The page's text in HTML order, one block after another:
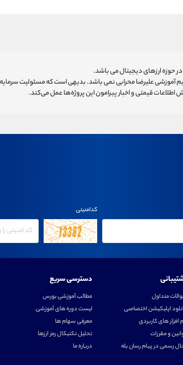
حوزه ارزهای دیجیتال می باشد.
آموزشی علیرضا محرابی نمی باشد. بدیهی است که مسئولیت
قیمتی و اخبار پیرامون این پروژه‌‌ها عمل می‌کند.
کدامنیتی
متداول
اپلیکیشن اختصاصی
افزار های کاربردی
و مقررات
رسمی در پیام رسان بله
دسترسی سریع
مطالب آموزشی بورس
لیست دوره های آموزشی
معرفی سهام ها
تحلیل تکنیکال رمز ارزها
درباره ما